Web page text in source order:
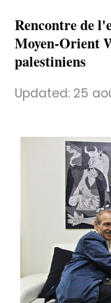
عربي
Rencontre de
Moyen-Orient
palestiniens
Updated: 25